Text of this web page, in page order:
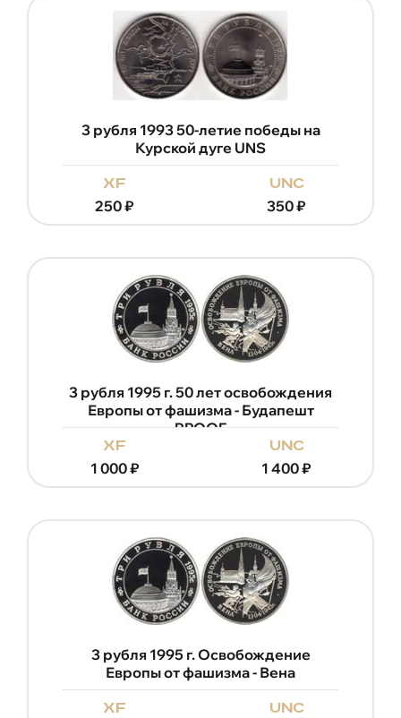
3 рубля 1993 50-летие победы на
Курской дуге UNS
xf
250₽
unc
350₽
3 рубля 1995 г. 50 лет освобождения
Европы от фашизма - Будапешт
PROOF
xf
1 000₽
unc
1 400₽
3 рубля 1995 г. Освобождение
Европы от фашизма - Вена
xf
unc